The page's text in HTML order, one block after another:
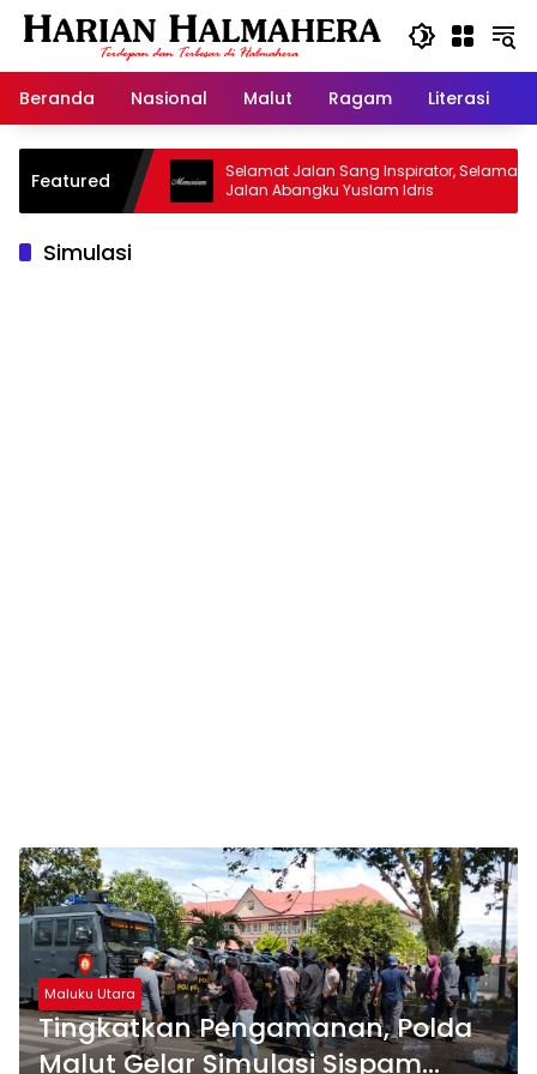
Langsung
Beranda
Nasional Malut Ragam Literasi
Featured
Warisan
Selamat Jalan Sang Inspirator, Selamat
Jalan Abangku Yuslam Idris
Simulasi
Maluku Utara
Tingkatkan Pengamanan, Polda
Malut Gelar Simulasi Sispam